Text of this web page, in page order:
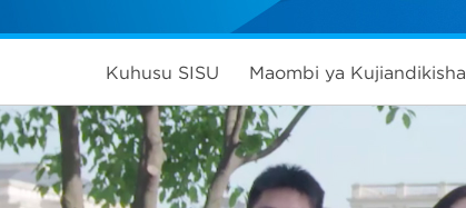
Kuhusu SISU Maombi ya Kujiandikisha